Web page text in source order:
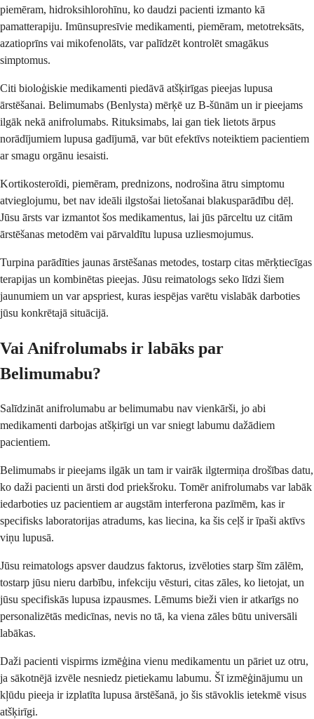
piemēram, hidroksihlorohīnu, ko daudzi pacienti izmanto kā
pamatterapiju. Imūnsupresīvie medikamenti, piemēram, metotreksāts,
azatioprīns vai mikofenolāts, var palīdzēt kontrolēt smagākus
simptomus.
Citi bioloģiskie medikamenti piedāvā atšķirīgas pieejas lupusa
ārstēšanai. Belimumabs (Benlysta) mērķē uz B-šūnām un ir pieejams
ilgāk nekā anifrolumabs. Rituksimabs, lai gan tiek lietots ārpus
norādījumiem lupusa gadījumā, var būt efektīvs noteiktiem pacientiem
ar smagu orgānu iesaisti.
Kortikosteroīdi, piemēram, prednizons, nodrošina ātru simptomu
atvieglojumu, bet nav ideāli ilgstošai lietošanai blakusparādību dēļ.
Jūsu ārsts var izmantot šos medikamentus, lai jūs pārceltu uz citām
ārstēšanas metodēm vai pārvaldītu lupusa uzliesmojumus.
Turpina parādīties jaunas ārstēšanas metodes, tostarp citas mērķtiecīgas
terapijas un kombinētas pieejas. Jūsu reimatologs seko līdzi šiem
jaunumiem un var apspriest, kuras iespējas varētu vislabāk darboties
jūsu konkrētajā situācijā.
Vai Anifrolumabs ir labāks par
Belimumabu?
Salīdzināt anifrolumabu ar belimumabu nav vienkārši, jo abi
medikamenti darbojas atšķirīgi un var sniegt labumu dažādiem
pacientiem.
Belimumabs ir pieejams ilgāk un tam ir vairāk ilgtermiņa drošības datu,
ko daži pacienti un ārsti dod priekšroku. Tomēr anifrolumabs var labāk
iedarboties uz pacientiem ar augstām interferona pazīmēm, kas ir
specifisks laboratorijas atradums, kas liecina, ka šis ceļš ir īpaši aktīvs
viņu lupusā.
Jūsu reimatologs apsver daudzus faktorus, izvēloties starp šīm zālēm,
tostarp jūsu nieru darbību, infekciju vēsturi, citas zāles, ko lietojat, un
jūsu specifiskās lupusa izpausmes. Lēmums bieži vien ir atkarīgs no
personalizētās medicīnas, nevis no tā, ka viena zāles būtu universāli
labākas.
Daži pacienti vispirms izmēģina vienu medikamentu un pāriet uz otru,
ja sākotnējā izvēle nesniedz pietiekamu labumu. Šī izmēģinājumu un
kļūdu pieeja ir izplatīta lupusa ārstēšanā, jo šis stāvoklis ietekmē visus
atšķirīgi.